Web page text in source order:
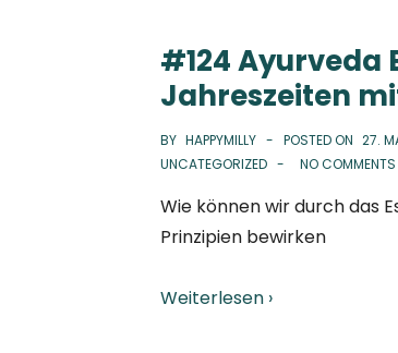
#124 Ayurveda
Jahreszeiten
BY HAPPYMILLY POSTED ON 27.
UNCATEGORIZED
NO COMMENTS
Wie können wir durch das
Prinzipien bewirken
Weiterlesen ›